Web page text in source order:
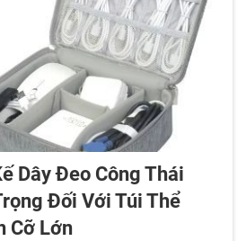
Dây Đeo Công Thái
Đối Với Túi Thể
Cỡ Lớn